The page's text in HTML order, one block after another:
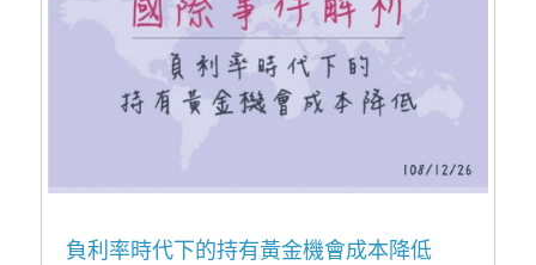
負利率時代下的持有黃金機會成本降低